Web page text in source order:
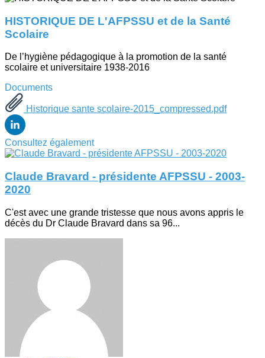
HISTORIQUE DE L'AFPSSU et de la Santé
Scolaire
De l’hygiène pédagogique à la promotion de la santé
scolaire et universitaire 1938-2016
Documents
Historique sante scolaire-2015_compressed.pdf
Consultez également
Claude Bravard - présidente AFPSSU - 2003-
2020
C'est avec une grande tristesse que nous avons appris le
décès du Dr Claude Bravard dans sa 96...